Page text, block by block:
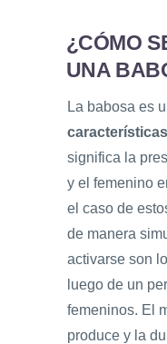
¿CÓMO
UNA
La babosa es
significa la
y el femenino
el caso de
de manera
activarse son
luego de un
femeninos. El
produce y la